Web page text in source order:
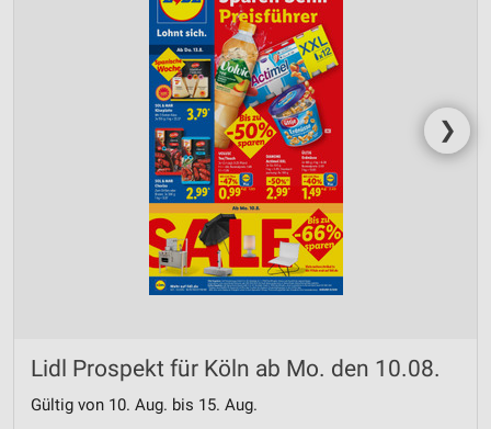
❯
Lidl Prospekt für Köln ab Mo. den 10.08.
Gültig von 10. Aug. bis 15. Aug.